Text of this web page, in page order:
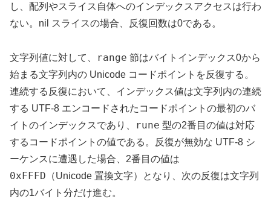
し、配列やスライス自体へのインデックスアクセスは行わ
ない。nil スライスの場合、反復回数は0である。
文字列値に対して、 range 節はバイトインデックス0から
始まる文字列内の Unicode コードポイントを反復する。
連続する反復において、インデックス値は文字列内の連続
する UTF-8 エンコードされたコードポイントの最初のバ
イトのインデックスであり、
rune 型の2番目の値は対応
するコードポイントの値である。反復が無効な UTF-8 シ
ーケンスに遭遇した場合、2番目の値は
0xFFFD （Unicode 置換文字）となり、次の反復は文字列
内の1バイト分だけ進む。